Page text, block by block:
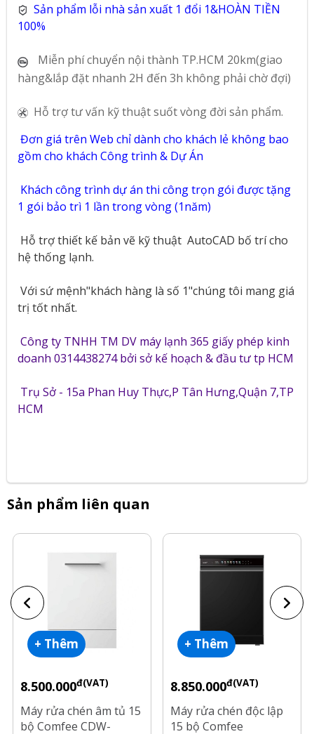
Sản phẩm lỗi nhà sản xuất 1 đổi 1&HOÀN TIỀN
100%
Miễn phí chuyển nội thành TP.HCM 20km(giao
hàng&lắp đặt nhanh 2H đến 3h không phải chờ đợi)
Hỗ trợ tư vấn kỹ thuật suốt vòng đời sản phẩm.
Đơn giá trên Web chỉ dành cho khách lẻ không bao
gồm cho khách Công trình & Dự Án
Khách công trình dự án thi công trọn gói được tặng
1 gói bảo trì 1 lần trong vòng (1năm)
Hỗ trợ thiết kế bản vẽ kỹ thuật AutoCAD bố trí cho
hệ thống lạnh.
Với sứ mệnh"khách hàng là số 1"chúng tôi mang giá
trị tốt nhất.
Công ty TNHH TM DV máy lạnh 365 giấy phép kinh
doanh 0314438274 bởi sở kế hoạch & đầu tư tp HCM
Trụ Sở - 15a Phan Huy Thực,P Tân Hưng,Quận 7,TP
HCM
Sản phẩm liên quan
+ Thêm
8.500.000đ(VAT)
Máy rửa chén âm tủ 15
bộ Comfee CDW-
+ Thêm
8.850.000đ(VAT)
Máy rửa chén độc lập
15 bộ Comfee